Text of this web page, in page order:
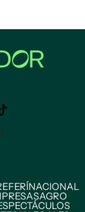
NACIONAL
AGRO